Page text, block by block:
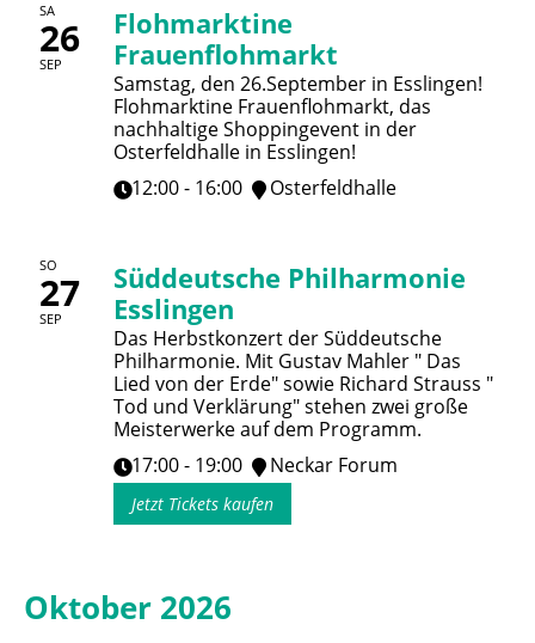
SA
26
SEP
Flohmarktine
Frauenflohmarkt
Samstag, den 26.September in Esslingen!
Flohmarktine Frauenflohmarkt, das
nachhaltige Shoppingevent in der
Osterfeldhalle in Esslingen!
12:00 - 16:00
Osterfeldhalle
SO
27
SEP
Süddeutsche Philharmonie
Esslingen
Das Herbstkonzert der Süddeutsche
Philharmonie. Mit Gustav Mahler " Das
Lied von der Erde" sowie Richard Strauss "
Tod und Verklärung" stehen zwei große
Meisterwerke auf dem Programm.
17:00 - 19:00
Neckar Forum
Jetzt Tickets kaufen
Oktober 2026